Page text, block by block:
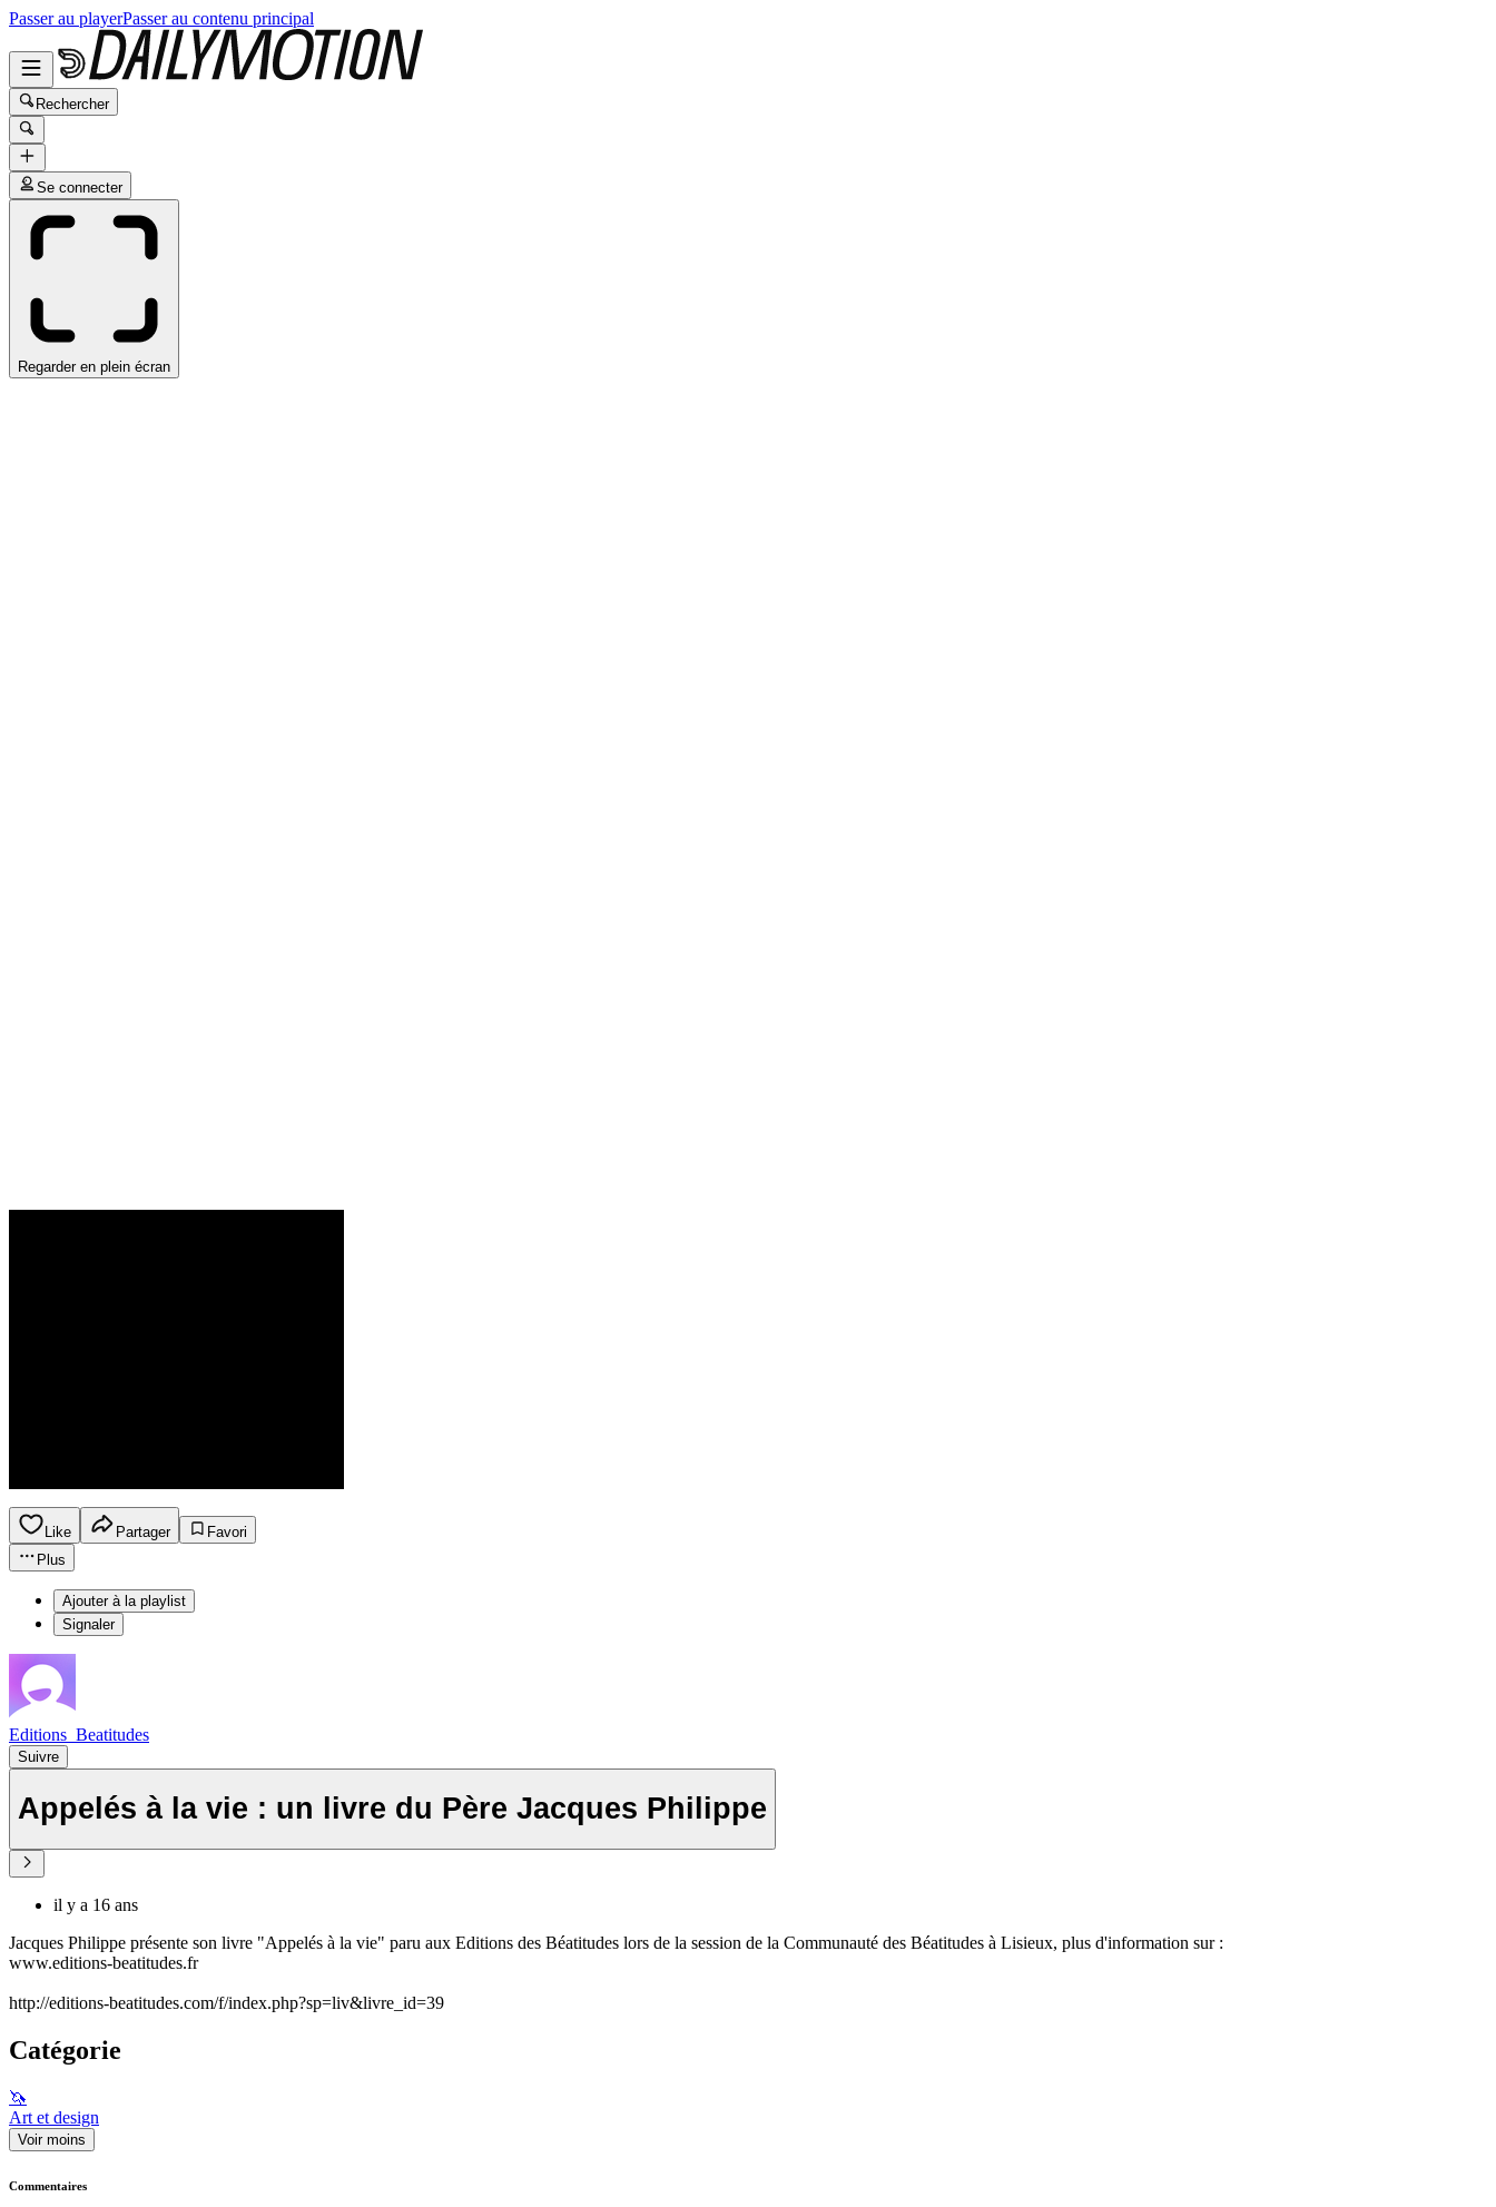
Passer au playerPasser au contenu principal
Rechercher
Se connecter
Regarder en plein écran
Like Partager
Favori
Plus
Ajouter à la playlist
Signaler
Editions_Beatitudes
Suivre
Appelés à la vie : un livre du Père Jacques Philippe
il y a 16 ans
Jacques Philippe présente son livre "Appelés à la vie" paru aux Editions des Béatitudes lors de la session de la Communauté des Béatitudes à Lisieux, plus d'information sur :
www.editions-beatitudes.fr
http://editions-beatitudes.com/f/index.php?sp=liv&livre_id=39
Catégorie
🦄
Art et design
Voir moins
Commentaires